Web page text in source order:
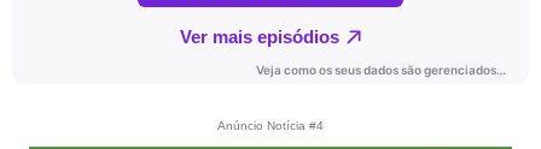
Anúncio Notícia #4